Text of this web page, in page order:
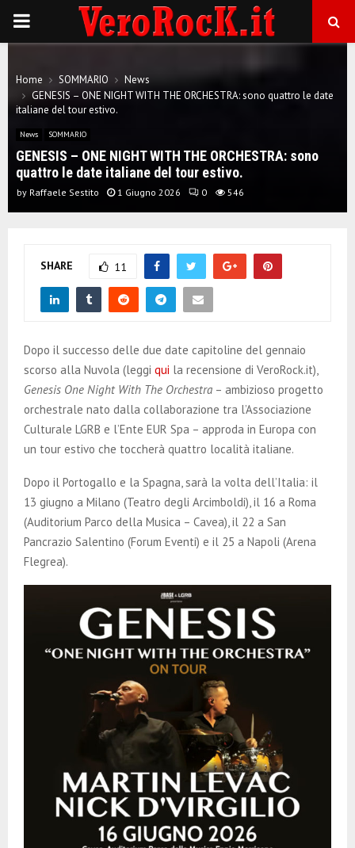
P
I
M
A
N
U
Home SOMMARIO
News
GENESIS – ONE NIGHT WITH THE ORCHESTRA: sono quattro le date
italiane del tour estivo.
News SOMMARIO
GENESIS – ONE NIGHT WITH THE ORCHESTRA: sono
quattro le date italiane del tour estivo.
by Raffaele Sestito 1 Giugno 2026 0 546
SHARE 11
Dopo il successo delle due date capitoline del gennaio
scorso alla Nuvola (leggi qui la recensione di VeroRock.it),
Genesis One Night With The Orchestra – ambizioso progetto
orchestrale nato dalla collaborazione tra l’Associazione
Culturale LGRB e l’Ente EUR Spa – approda in Europa con
un tour estivo che toccherà quattro località italiane.
Dopo il Portogallo e la Spagna, sarà la volta dell’Italia: il
13 giugno a Milano (Teatro degli Arcimboldi), il 16 a Roma
(Auditorium Parco della Musica – Cavea), il 22 a San
Pancrazio Salentino (Forum Eventi) e il 25 a Napoli (Arena
Flegrea).